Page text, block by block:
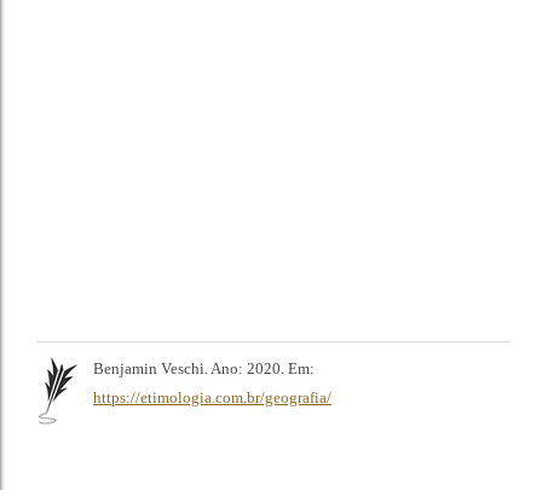
Benjamin Veschi. Ano: 2020. Em:
https://etimologia.com.br/geografia/